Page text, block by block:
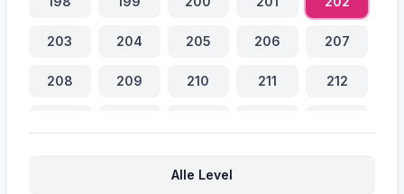
203 204 205 206 207
208 209 210 211 212
Alle Level